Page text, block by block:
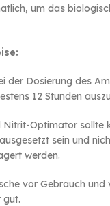
um das
der Dosierung des
12 Stunden
Optimator sollte
sein und
werden.
vor Gebrauch und
gut.